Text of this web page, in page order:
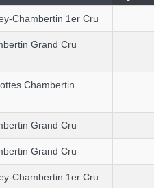
Chambertin 1er Cru
Grand Cru
Chambertin
Grand Cru
Grand Cru
Chambertin 1er Cru